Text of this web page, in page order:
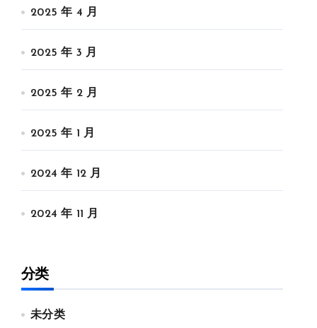
2025 年 4 月
2025 年 3 月
2025 年 2 月
2025 年 1 月
2024 年 12 月
2024 年 11 月
分类
未分类